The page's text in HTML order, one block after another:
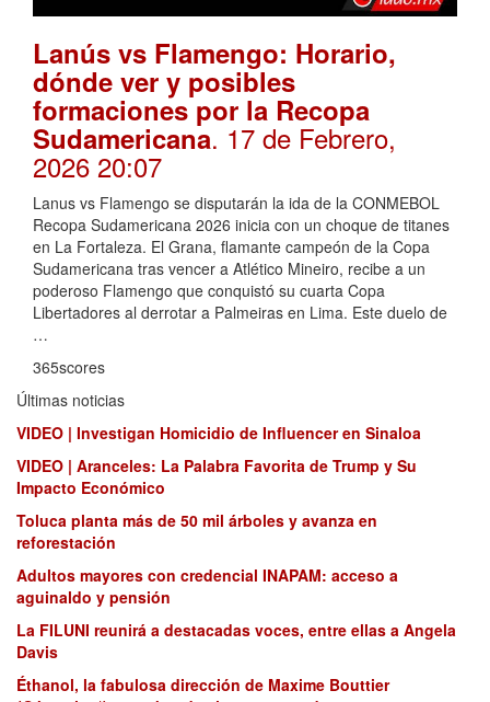
Lanús vs Flamengo: Horario,
dónde ver y posibles
formaciones por la Recopa
Sudamericana. 17 de Febrero,
2026 20:07
Lanus vs Flamengo se disputarán la ida de la CONMEBOL
Recopa Sudamericana 2026 inicia con un choque de titanes
en La Fortaleza. El Grana, flamante campeón de la Copa
Sudamericana tras vencer a Atlético Mineiro, recibe a un
poderoso Flamengo que conquistó su cuarta Copa
Libertadores al derrotar a Palmeiras en Lima. Este duelo de
…
365scores
Últimas noticias
VIDEO | Investigan Homicidio de Influencer en Sinaloa
VIDEO | Aranceles: La Palabra Favorita de Trump y Su
Impacto Económico
Toluca planta más de 50 mil árboles y avanza en
reforestación
Adultos mayores con credencial INAPAM: acceso a
aguinaldo y pensión
La FILUNI reunirá a destacadas voces, entre ellas a Angela
Davis
Éthanol, la fabulosa dirección de Maxime Bouttier